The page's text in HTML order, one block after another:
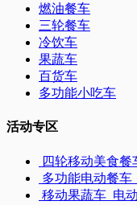
燃油餐车
三轮餐车
冷饮车
果蔬车
百货车
多功能小吃车
活动专区
四轮移动美食
多功能电动餐车
移动果蔬车_电